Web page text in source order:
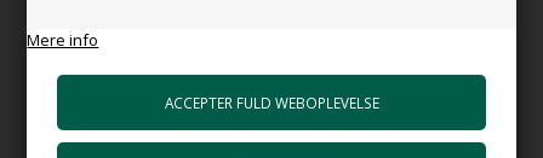
Mere info
+399,00 DKK
Gå til varen